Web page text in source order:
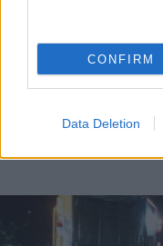
CONFIRM
Data Deletion